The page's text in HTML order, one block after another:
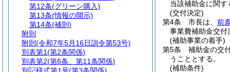
当該補助金に関す
(交付決定)
第4条
市長は、 前
事業費補助金交付
(補助事業の着手)
第5条
補助金の交
うこととする。
(補助条件)
第12条(グリーン購入)
第13条(情報の開示)
第14条(補則)
附則
附則 (令和7年5月16日訓令第53号)
別表第1(第2条関係)
別表第2(第6条、第11条関係)